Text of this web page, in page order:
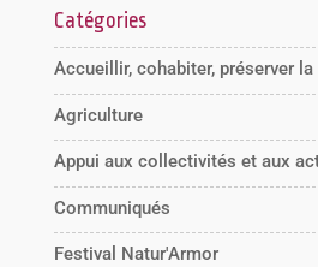
Catégories
Accueillir, cohabiter, préserver
Agriculture
Appui aux collectivités et aux
Communiqués
Festival Natur'Armor